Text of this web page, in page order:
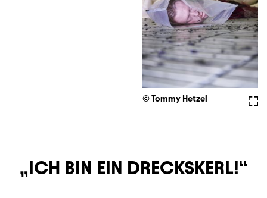
© Tommy Hetzel
ICH BIN EIN DRECKSKERL!